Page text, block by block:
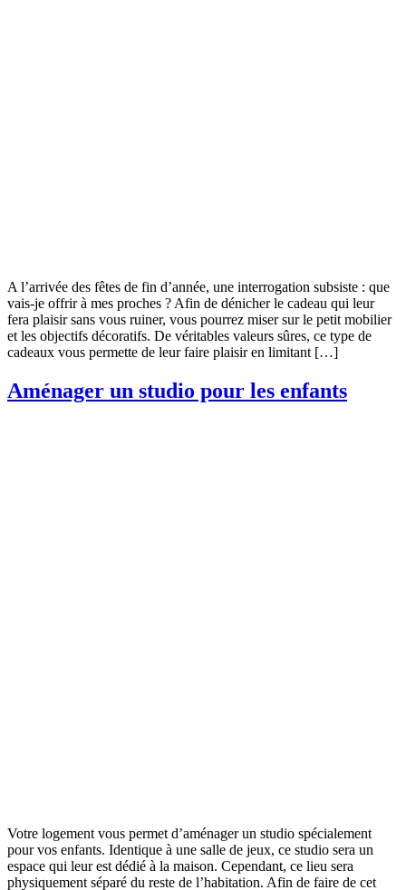
A l’arrivée des fêtes de fin d’année, une interrogation subsiste : que
vais-je offrir à mes proches ? Afin de dénicher le cadeau qui leur
fera plaisir sans vous ruiner, vous pourrez miser sur le petit mobilier
et les objectifs décoratifs. De véritables valeurs sûres, ce type de
cadeaux vous permette de leur faire plaisir en limitant […]
Aménager un studio pour les enfants
Votre logement vous permet d’aménager un studio spécialement
pour vos enfants. Identique à une salle de jeux, ce studio sera un
espace qui leur est dédié à la maison. Cependant, ce lieu sera
physiquement séparé du reste de l’habitation. Afin de faire de cet